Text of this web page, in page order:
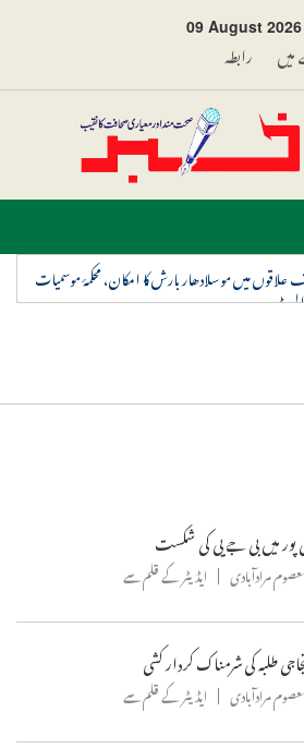
09 August 2026
رابطہ
میں موسلادھار بارش کا امکان، محکمۂ موسمیات
پور میں بی جے پی کی شکست
مرادآبادی ایڈیٹر کے قلم سے
طلبہ کی شرمناک کردار کشی
مرادآبادی ایڈیٹر کے قلم سے